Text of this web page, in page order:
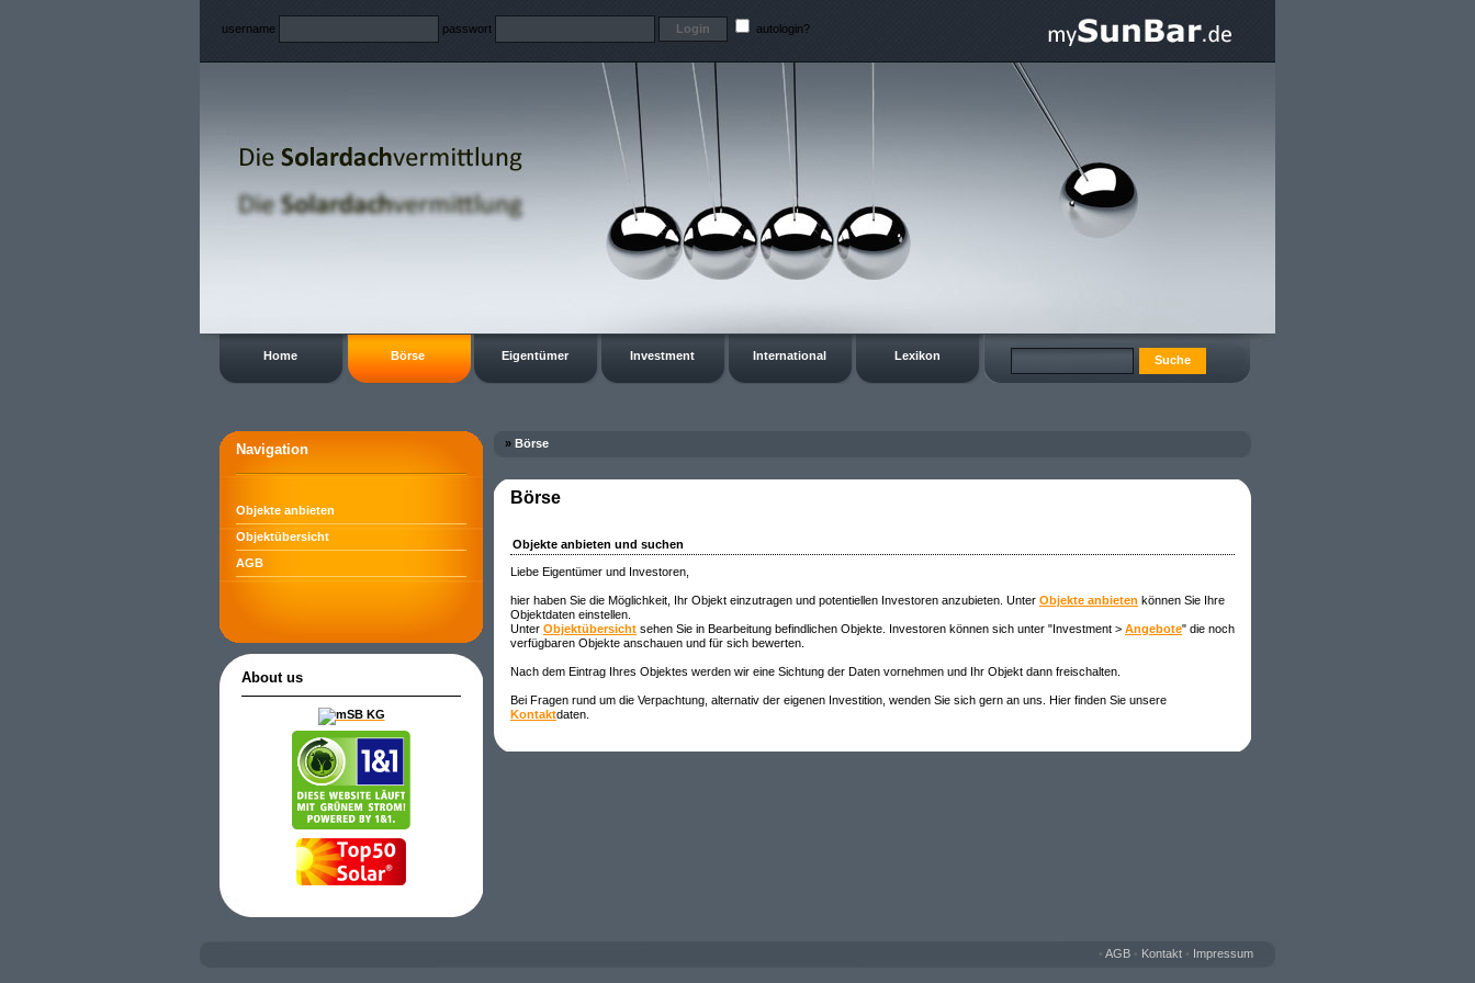
username passwort autologin?
Home Börse Eigentümer Investment International Lexikon
Navigation
Objekte anbieten
Objektübersicht
AGB
About us
» Börse
Börse
Objekte anbieten und suchen
Liebe Eigentümer und Investoren,
hier haben Sie die Möglichkeit, Ihr Objekt einzutragen und potentiellen Investoren anzubieten. Unter Objekte anbieten können Sie Ihre
Objektdaten einstellen.
Unter Objektübersicht sehen Sie in Bearbeitung befindlichen Objekte. Investoren können sich unter "Investment > Angebote" die noch
verfügbaren Objekte anschauen und für sich bewerten.
Nach dem Eintrag Ihres Objektes werden wir eine Sichtung der Daten vornehmen und Ihr Objekt dann freischalten
Bei Fragen rund um die Verpachtung, alternativ der eigenen Investition, wenden Sie sich gern an uns. Hier finden Sie unsere
Kontaktdaten.
• AGB • Kontakt • Impressum